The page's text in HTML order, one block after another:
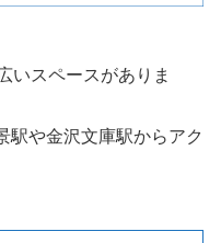
いスペースがありま
駅や金沢文庫駅からアク